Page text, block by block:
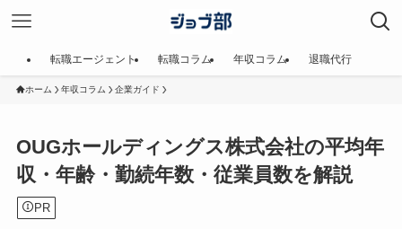
転職エージェント 転職コラム 年収コラム 退職代行
ホーム 年収コラム 企業ガイド
OUGホールディングス株式会社の平均年
収・年齢・勤続年数・従業員数を解説
PR